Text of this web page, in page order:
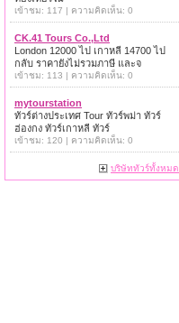
เข้าชม: 117 | ความคิดเห็น: 0
CK.41 Tours Co.,Ltd
London 12000 ไป เกาหลี 14700 ไป
กลับ ราคายังไม่รวมภาษี และจ
เข้าชม: 113 | ความคิดเห็น: 0
mytourstation
ทัวร์ต่างประเทศ Tour ทัวร์พม่า ทัวร์
ฮ่องกง ทัวร์เกาหลี ทัวร์
เข้าชม: 120 | ความคิดเห็น: 0
บริษัททัวร์ทั้งหมด